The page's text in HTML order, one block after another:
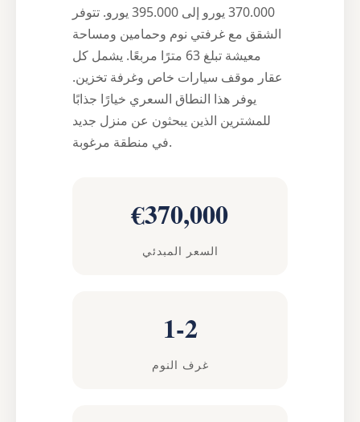
370.000 يورو إلى 395.000 يورو. تتوفر
الشقق مع غرفتي نوم وحمامين ومساحة
معيشة تبلغ 63 مترًا مربعًا. يشمل كل
عقار موقف سيارات خاص وغرفة تخزين.
يوفر هذا النطاق السعري خيارًا جذابًا
للمشترين الذين يبحثون عن منزل جديد
في منطقة مرغوبة.
€370,000
السعر المبدئي
1-2
غرف النوم